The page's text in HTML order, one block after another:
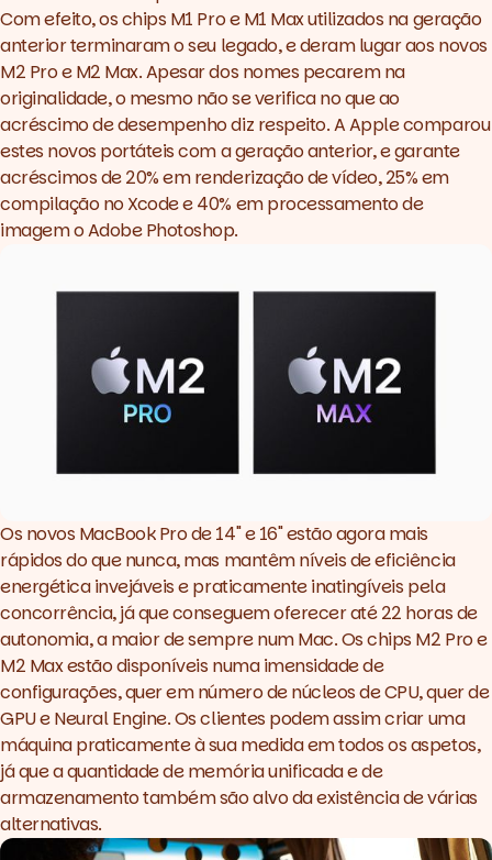
Com efeito, os chips M1 Pro e M1 Max utilizados na geração
anterior terminaram o seu legado, e deram lugar aos novos
M2 Pro e M2 Max. Apesar dos nomes pecarem na
originalidade, o mesmo não se verifica no que ao
acréscimo de desempenho diz respeito. A Apple comparou
estes novos portáteis com a geração anterior, e garante
acréscimos de 20% em renderização de vídeo, 25% em
compilação no Xcode e 40% em processamento de
imagem o Adobe Photoshop.
Os novos MacBook Pro de 14" e 16" estão agora mais
rápidos do que nunca, mas mantêm níveis de eficiência
energética invejáveis e praticamente inatingíveis pela
concorrência, já que conseguem oferecer até 22 horas de
autonomia, a maior de sempre num Mac. Os chips M2 Pro e
M2 Max estão disponíveis numa imensidade de
configurações, quer em número de núcleos de CPU, quer de
GPU e Neural Engine. Os clientes podem assim criar uma
máquina praticamente à sua medida em todos os aspetos,
já que a quantidade de memória unificada e de
armazenamento também são alvo da existência de várias
alternativas.